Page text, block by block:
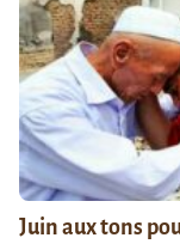
Juin aux tons